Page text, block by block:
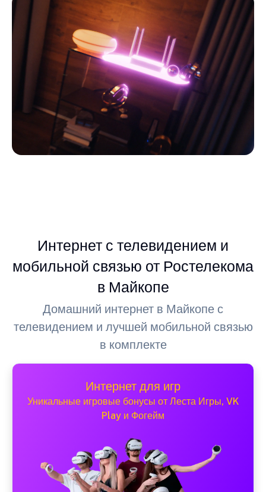
Интернет с телевидением и
мобильной связью от Ростелекома
в Майкопе
Домашний интернет в Майкопе с
телевидением и лучшей мобильной связью
в комплекте
Интернет для игр
Уникальные игровые бонусы от Леста Игры, VK
Play и Фогейм